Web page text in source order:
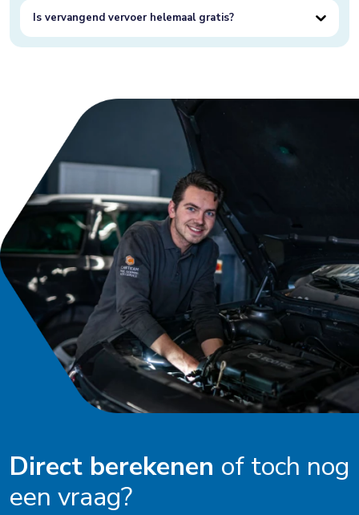
Is vervangend vervoer helemaal gratis?
Direct berekenen of toch nog
een vraag?